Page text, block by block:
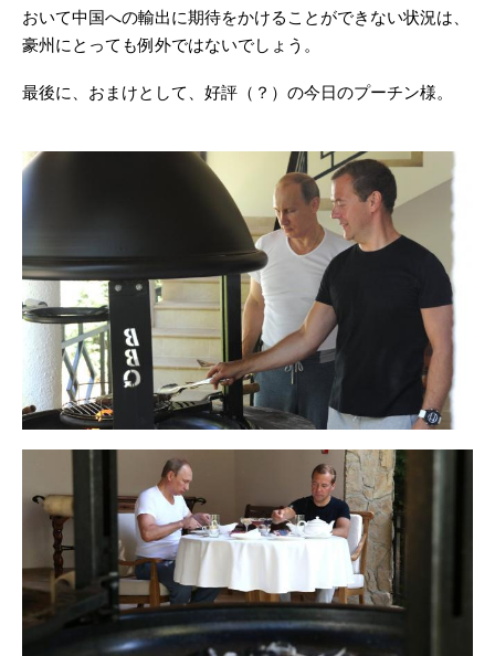
おいて中国への輸出に期待をかけることができない状況は、
豪州にとっても例外ではないでしょう。
最後に、おまけとして、好評（？）の今日のプーチン様。